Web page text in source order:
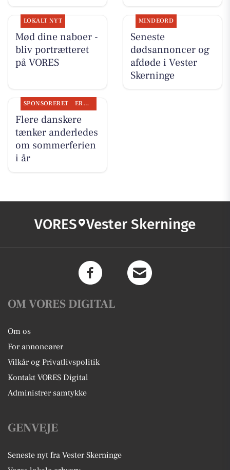
LOKALT NYT
Mød dine naboer -
bliv portrætteret
på VORES
MINDEORD
Seneste
dødsannoncer og
afdøde i Vester
Skerninge
SPONSORERET ERHVERV
Flere danskere
tænker anderledes
om sommerferien
i år
VORES Vester Skerninge
OM VORES DIGITAL
Om os
For annoncører
Vilkår og Privatlivspolitik
Kontakt VORES Digital
Administrer samtykke
GENVEJE
Seneste nyt fra Vester Skerninge